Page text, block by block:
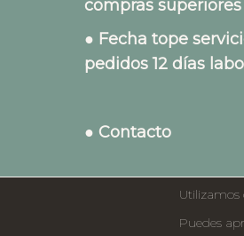
compras superiores
● Fecha tope
pedidos 12 días
● Contacto
Utilizamos
Puedes